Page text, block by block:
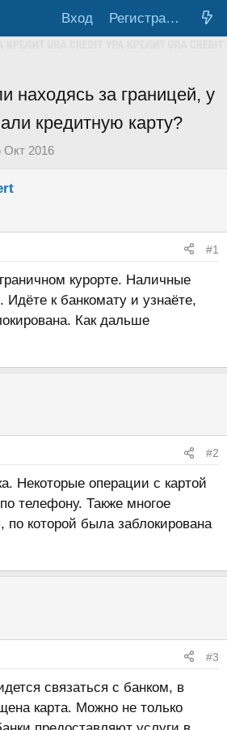
Вход Регистрация
находясь за границей, у
кредитную карту?
Окт 2016
#1
курорте. Наличные
Идёте к банкомату и узнаёте,
Как дальше
#2
Некоторые операции с картой
телефону. Также многое
по которой была заблокирована
#3
связаться с банком, в
карта. Можно не только